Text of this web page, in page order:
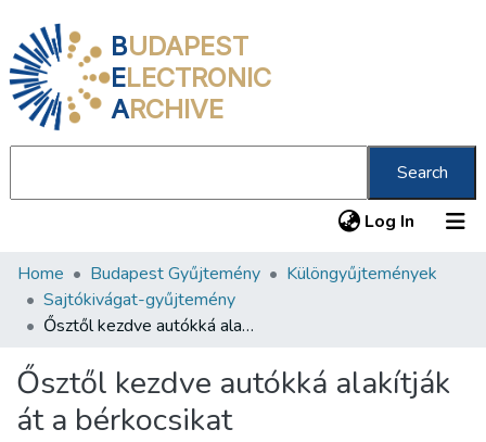
BUDAPEST
ELECTRONIC
ARCHIVE
Search
Log In (current)
Communities & Collections
All of DSpace
Statistics
About us
Home Budapest Gyűjtemény
Különgyűjtemények
Sajtókivágat-gyűjtemény
Ősztől kezdve autókká alakítják át a bérkocsikat
Ősztől kezdve autókká alakítják
át a bérkocsikat